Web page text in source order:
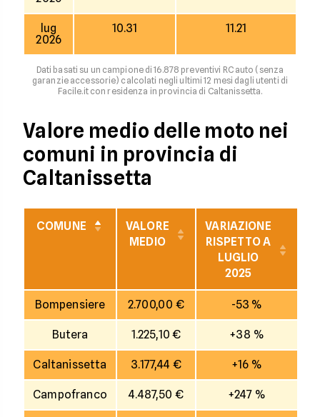
lug
2026
10.31 11.21
Dati basati su un campione di 16.878 preventivi RC auto (senza
garanzie accessorie) calcolati negli ultimi 12 mesi dagli utenti di
Facile.it con residenza in provincia di Caltanissetta.
Valore medio delle moto nei
comuni in provincia di
Caltanissetta
COMUNE
VALORE
MEDIO
VARIAZIONE
RISPETTO A
LUGLIO
2025
Bompensiere 2.700,00 € -53 %
Butera 1.225,10 € +38 %
Caltanissetta 3.177,44 € +16 %
Campofranco 4.487,50 € +247 %